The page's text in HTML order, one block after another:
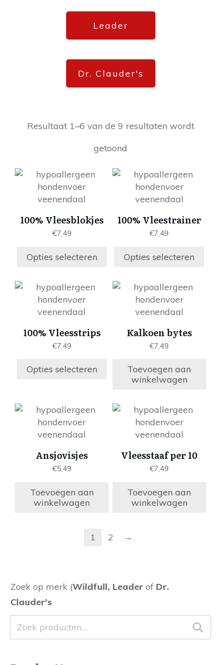
Leader
Dr. Clauder's
Resultaat 1–6 van de 9 resultaten wordt
getoond
100% Vleesblokjes
€7,49
Opties selecteren
Dit
product
heeft
variaties.
Deze
kan
worden
op
de
100% Vleestrainer
€7,49
Opties selecteren
Dit
product
heeft
variaties.
Deze
kan
worden
op
de
100% Vleesstrips
€7,49
Opties selecteren
Dit
product
heeft
variaties.
Deze
kan
op
de
productpagina
Kalkoen bytes
€7,49
Toevoegen aan
winkelwagen
Ansjovisjes
€5,49
Toevoegen aan
winkelwagen
Vleesstaaf per 10
€7,49
Toevoegen aan
winkelwagen
1 2 →
Zoek op merk (Wildfull, Leader of Dr.
Clauder's
Zoeken
naar: